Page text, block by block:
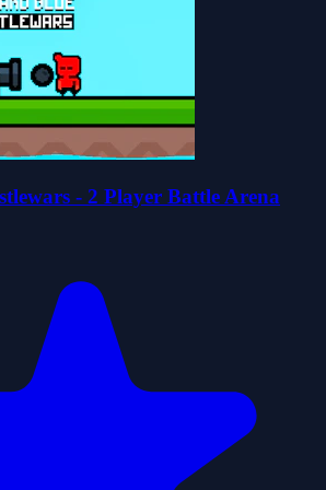
- 2 Player Battle Arena